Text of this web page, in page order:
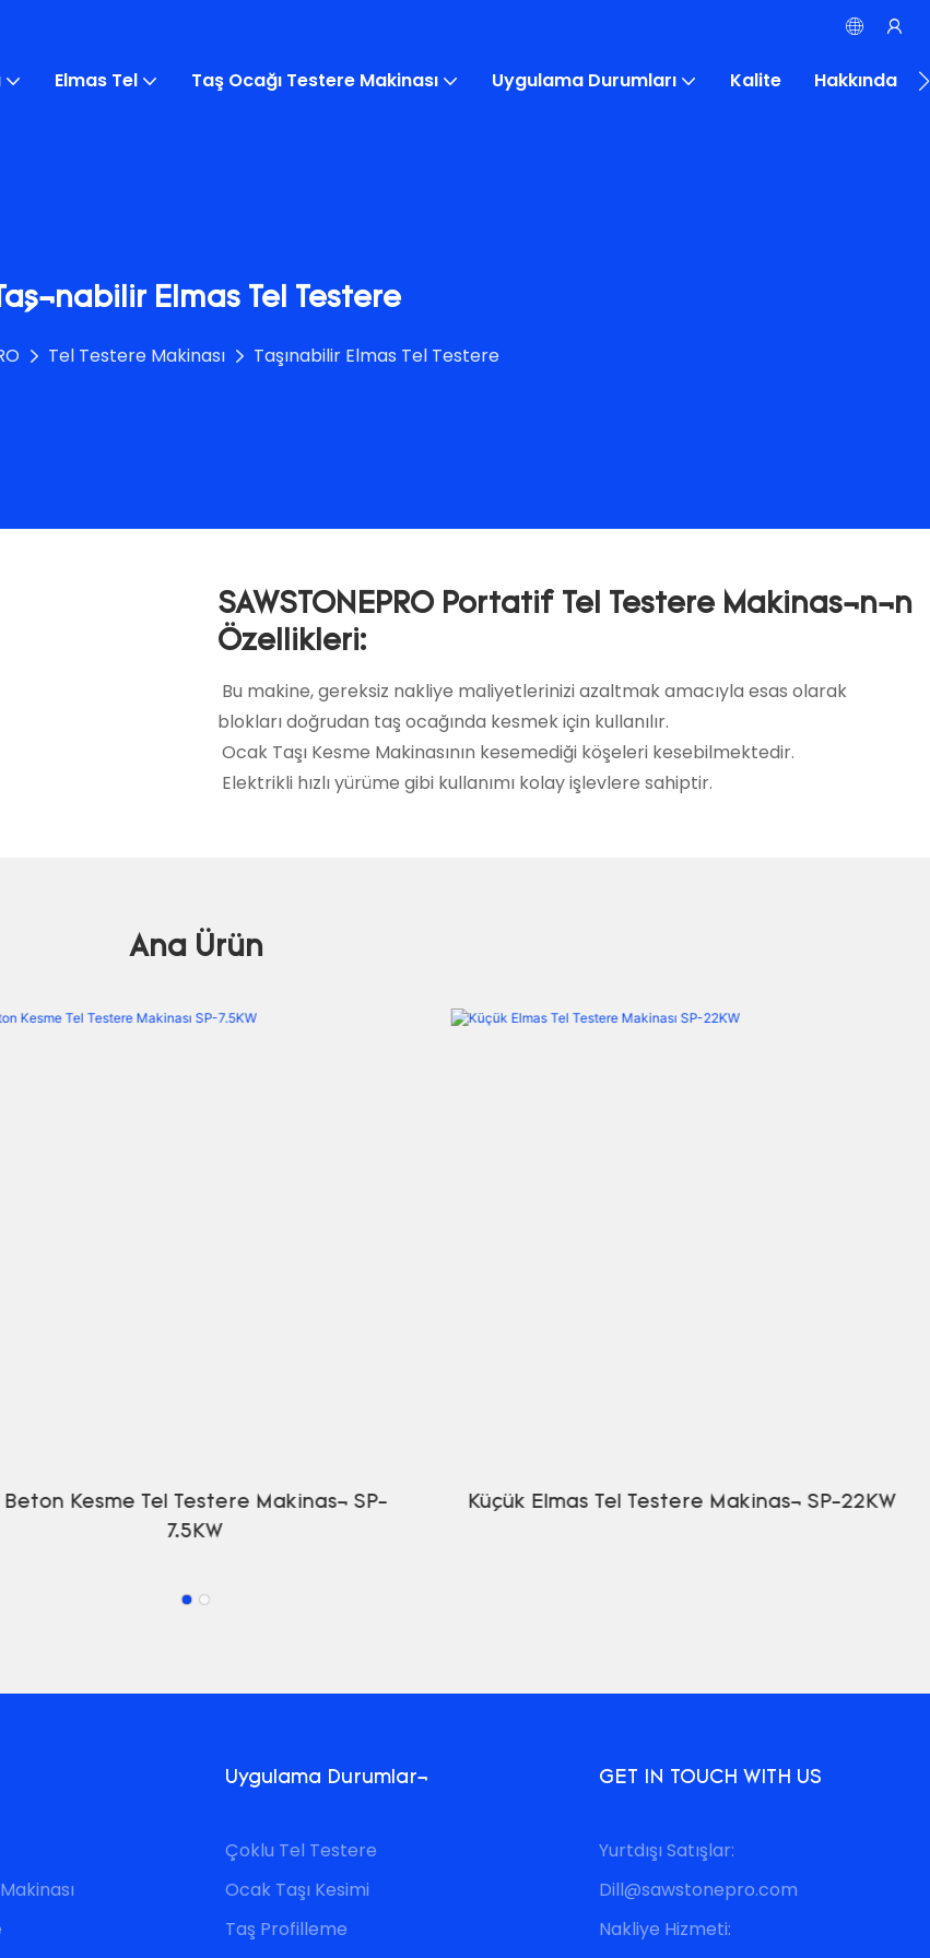
Elmas Tel Taş Ocağı Testere Makinası Uygulama Durumları Kalite Hakkında
Elmas Tel Testere
Tel Testere Makinası Taşınabilir Elmas Tel Testere
SAWSTONEPRO Portatif Tel Testere Makinasının
Özellikleri:
Bu makine, gereksiz nakliye maliyetlerinizi azaltmak amacıyla esas olarak
blokları doğrudan taş ocağında kesmek için kullanılır.
Ocak Taşı Kesme Makinasının kesemediği köşeleri kesebilmektedir.
Elektrikli hızlı yürüme gibi kullanımı kolay işlevlere sahiptir.
Ana Ürün
Beton Kesme Tel Testere Makinası SP-
7.5KW
Küçük Elmas Tel Testere Makinası SP-22KW
Uygulama Durumları
Çoklu Tel Testere
Ocak Taşı Kesimi
Taş Profilleme
GET IN TOUCH WITH US
Yurtdışı Satışlar:
Dill@sawstonepro.com
Nakliye Hizmeti: